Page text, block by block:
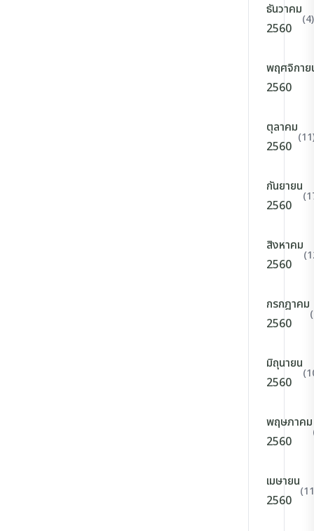
ธันวาคม
2560
(4)
พฤศจิกาย
2560
ตุลาคม
2560
กันยายน
2560
สิงหาคม
2560
กรกฎาคม
2560
มิถุนายน
2560
พฤษภาคม
2560
เมษายน
2560